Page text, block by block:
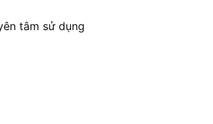
tâm sử dụng